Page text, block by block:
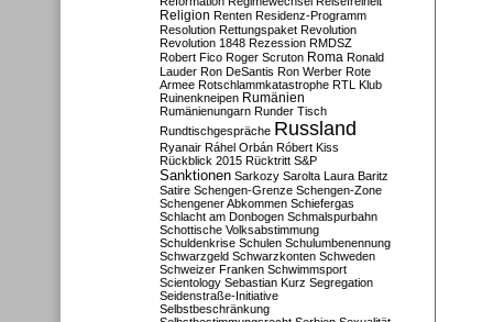
Religion Renten Residenz-Programm
Resolution Rettungspaket Revolution
Revolution 1848 Rezession RMDSZ
Robert Fico Roger Scruton Roma Ronald
Lauder Ron DeSantis Ron Werber Rote
Armee Rotschlammkatastrophe RTL Klub
Ruinenkneipen Rumänien
Rumänienungarn Runder Tisch
Rundtischgespräche Russland
Ryanair Ráhel Orbán Róbert Kiss
Rückblick 2015 Rücktritt S&P
Sanktionen Sarkozy Sarolta Laura Baritz
Satire Schengen-Grenze Schengen-Zone
Schengener Abkommen Schiefergas
Schlacht am Donbogen Schmalspurbahn
Schottische Volksabstimmung
Schuldenkrise Schulen Schulumbenennung
Schwarzgeld Schwarzkonten Schweden
Schweizer Franken Schwimmsport
Scientology Sebastian Kurz Segregation
Seidenstraße-Initiative
Selbstbeschränkung